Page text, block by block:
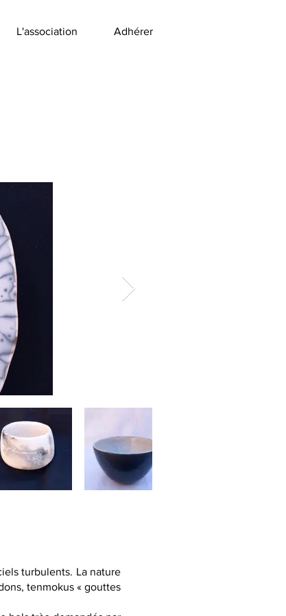
L'association Adhérer
turbulents. La nature
tenmokus « gouttes